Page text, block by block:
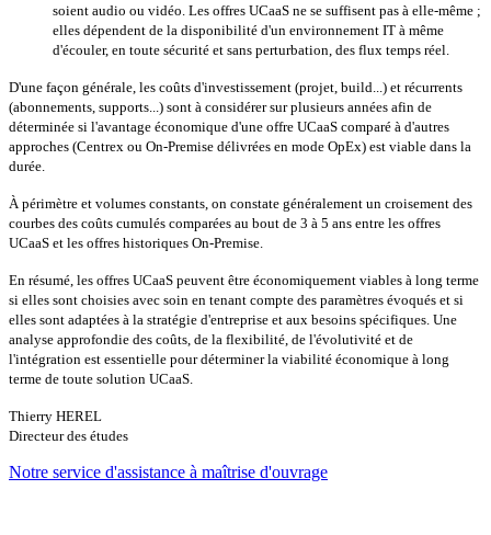
soient audio ou vidéo. Les offres UCaaS ne se suffisent pas à elle-même ;
elles dépendent de la disponibilité d'un environnement IT à même
d'écouler, en toute sécurité et sans perturbation, des flux temps réel.
D'une façon générale, les coûts d'investissement (projet, build...) et récurrents
(abonnements, supports...) sont à considérer sur plusieurs années afin de
déterminée si l'avantage économique d'une offre UCaaS comparé à d'autres
approches (Centrex ou On-Premise délivrées en mode OpEx) est viable dans la
durée.
À périmètre et volumes constants, on constate généralement un croisement des
courbes des coûts cumulés comparées au bout de 3 à 5 ans entre les offres
UCaaS et les offres historiques On-Premise.
En résumé, les offres UCaaS peuvent être économiquement viables à long terme
si elles sont choisies avec soin en tenant compte des paramètres évoqués et si
elles sont adaptées à la stratégie d'entreprise et aux besoins spécifiques. Une
analyse approfondie des coûts, de la flexibilité, de l'évolutivité et de
l'intégration est essentielle pour déterminer la viabilité économique à long
terme de toute solution UCaaS.
Thierry HEREL
Directeur des études
Notre service d'assistance à maîtrise d'ouvrage